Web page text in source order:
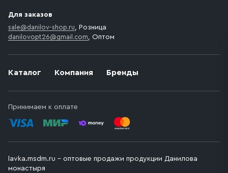
Каталог Компания Бренды
Принимаем к оплате
Для заказов
sale@danilov-shop.ru, Розница
danilovopt26@gmail.com, Оптом
lavka.msdm.ru – оптовые продажи продукции Данилова
монастыря